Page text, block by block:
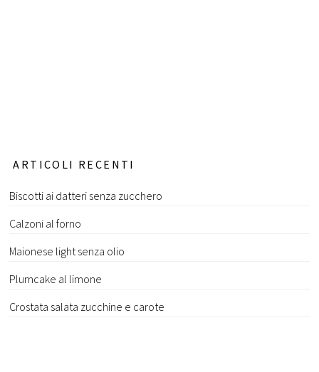
ARTICOLI RECENTI
Biscotti ai datteri senza zucchero
Calzoni al forno
Maionese light senza olio
Plumcake al limone
Crostata salata zucchine e carote